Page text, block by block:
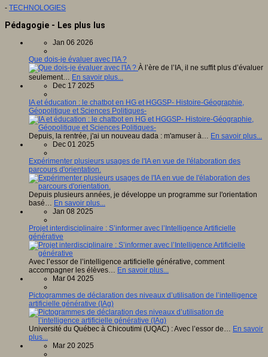
- TECHNOLOGIES
Pédagogie - Les plus lus
Jan 06 2026
Que dois-je évaluer avec l'IA ?
À l’ère de l’IA, il ne suffit plus d’évaluer
seulement… En savoir plus...
Dec 17 2025
IA et éducation : le chatbot en HG et HGGSP- Histoire-Géographie,
Géopolitique et Sciences Politiques-
Depuis, la rentrée, j'ai un nouveau dada : m'amuser à… En savoir plus...
Dec 01 2025
Expérimenter plusieurs usages de l'IA en vue de l'élaboration des
parcours d'orientation.
Depuis plusieurs années, je développe un programme sur l'orientation
basé… En savoir plus...
Jan 08 2025
Projet interdisciplinaire : S’informer avec l’Intelligence Artificielle
générative
Avec l’essor de l’intelligence artificielle générative, comment
accompagner les élèves… En savoir plus...
Mar 04 2025
Pictogrammes de déclaration des niveaux d’utilisation de l’intelligence
artificielle générative (IAg)
Université du Québec à Chicoutimi (UQAC) : Avec l’essor de… En savoir
plus...
Mar 20 2025